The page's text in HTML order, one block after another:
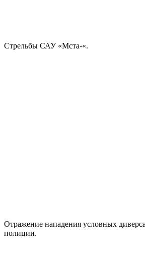
Стрельбы САУ «Мста-«.
Отражение нападения условных
полиции.